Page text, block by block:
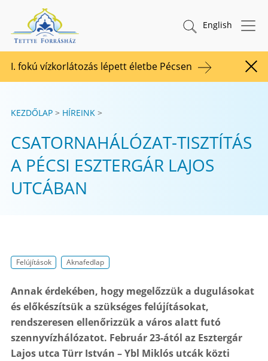
Tovább a tartalomhoz
TETTYE FORRÁSHÁZ Zrt. Keresés indítása
English
I. fokú vízkorlátozás lépett életbe Pécsen
KEZDŐLAP HÍREINK
CSATORNAHÁLÓZAT-TISZTÍTÁS
A PÉCSI ESZTERGÁR LAJOS
UTCÁBAN
Felújítások Aknafedlap
Annak érdekében, hogy megelőzzük a dugulásokat
és előkészítsük a szükséges felújításokat,
rendszeresen ellenőrizzük a város alatt futó
szennyvízhálózatot. Február 23-ától az Esztergár
Lajos utca Türr István – Ybl Miklós utcák közti